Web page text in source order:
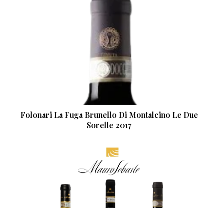
Folonari La Fuga Brunello Di Montalcino Le Due
Sorelle 2017